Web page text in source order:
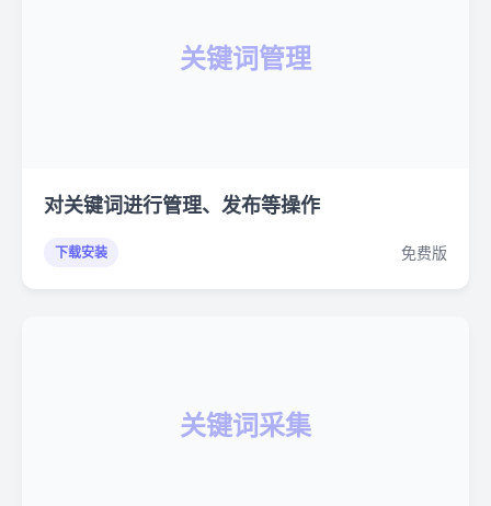
关键词管理
对关键词进行管理、发布等操作
下载安装 免费版
关键词采集